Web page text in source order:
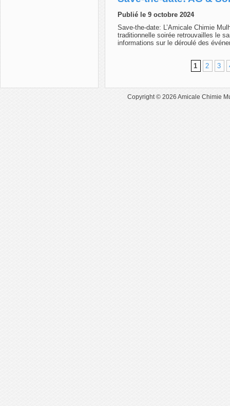
Publié le 9 octobre 2024
Save-the-date: L’Amicale Chimie
traditionnelle soirée retrouvailles le
informations sur le déroulé des
1 2 3
Copyright © 2026 Amicale Chimie